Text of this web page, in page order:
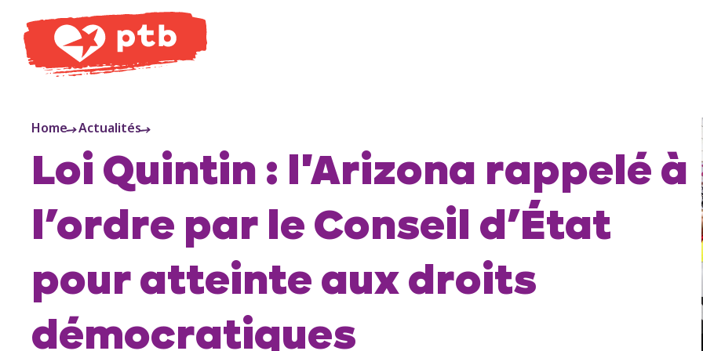
Home Actualités
Loi Quintin : l'Arizona rappelé à
l’ordre par le Conseil d’État
pour atteinte aux droits
démocratiques